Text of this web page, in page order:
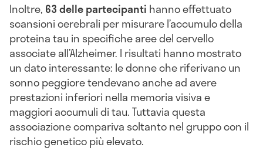
Inoltre, 63 delle partecipanti hanno effettuato
scansioni cerebrali per misurare l’accumulo della
proteina tau in specifiche aree del cervello
associate all’Alzheimer. I risultati hanno mostrato
un dato interessante: le donne che riferivano un
sonno peggiore tendevano anche ad avere
prestazioni inferiori nella memoria visiva e
maggiori accumuli di tau. Tuttavia questa
associazione compariva soltanto nel gruppo con il
rischio genetico più elevato.